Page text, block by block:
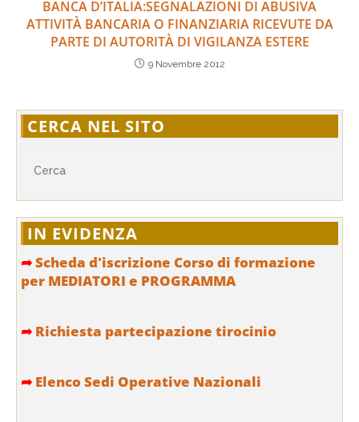
BANCA D’ITALIA:SEGNALAZIONI DI ABUSIVA
ATTIVITÀ BANCARIA O FINANZIARIA RICEVUTE DA
PARTE DI AUTORITÀ DI VIGILANZA ESTERE
9 Novembre 2012
CERCA NEL SITO
IN EVIDENZA
➦Scheda d'iscrizione Corso di formazione
per MEDIATORI e PROGRAMMA
➦ Richiesta partecipazione tirocinio
➦ Elenco Sedi Operative Nazionali